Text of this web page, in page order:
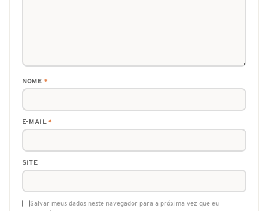
NOME *
E-MAIL*
SITE
Salvar meus dados neste navegador para a próxima vez que eu